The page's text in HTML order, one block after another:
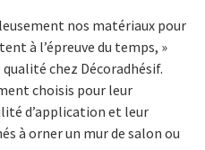
nos matériaux pour
à l’épreuve du temps, »
chez Décoradhésif.
choisis pour leur
d’application et leur
à orner un mur de salon ou